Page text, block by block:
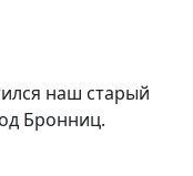
наш старый
Бронниц.